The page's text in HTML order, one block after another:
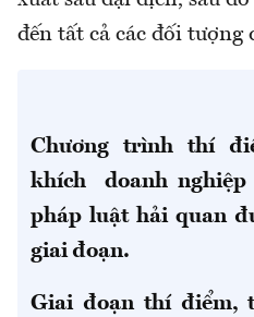
đến tất cả các đối tượng
Chương trình thí
khích doanh
pháp luật hải quan
giai đoạn.
Giai đoạn thí điểm,